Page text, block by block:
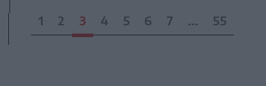
1 2 3 4 5 6 7 ... 55